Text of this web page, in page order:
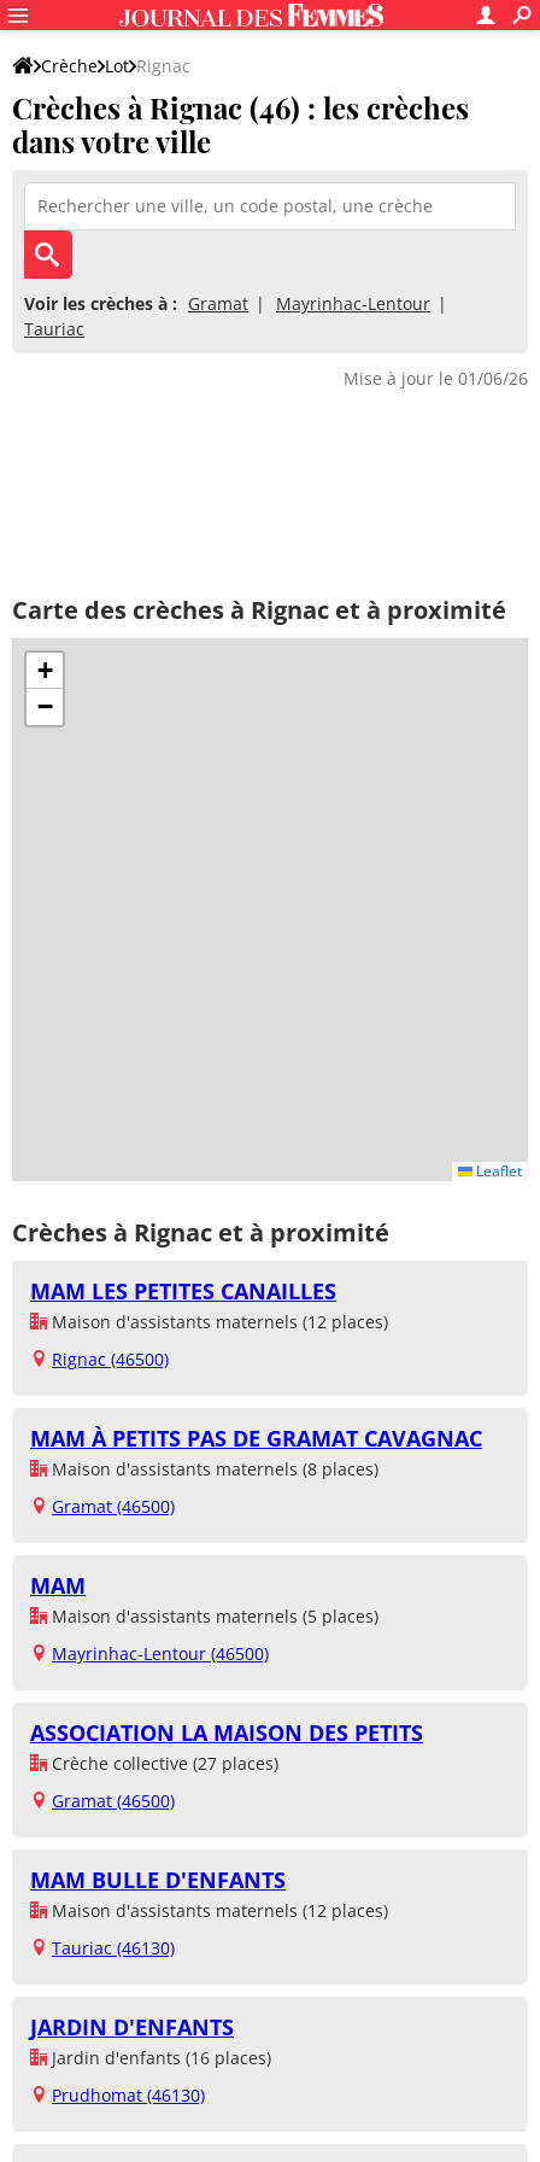
Crèche Lot Rignac
Crèches à Rignac (46) : les crèches
dans votre ville
Voir les crèches à : Gramat
Mayrinhac-Lentour
Tauriac
Mise à jour le 01/06/26
Carte des crèches à Rignac et à proximité
+
−
Leaflet
Crèches à Rignac et à proximité
MAM LES PETITES CANAILLES
Maison d'assistants maternels (12 places)
Rignac (46500)
MAM À PETITS PAS DE GRAMAT CAVAGNAC
Maison d'assistants maternels (8 places)
Gramat (46500)
MAM
Maison d'assistants maternels (5 places)
Mayrinhac-Lentour (46500)
ASSOCIATION LA MAISON DES PETITS
Crèche collective (27 places)
Gramat (46500)
MAM BULLE D'ENFANTS
Maison d'assistants maternels (12 places)
Tauriac (46130)
JARDIN D'ENFANTS
Jardin d'enfants (16 places)
Prudhomat (46130)